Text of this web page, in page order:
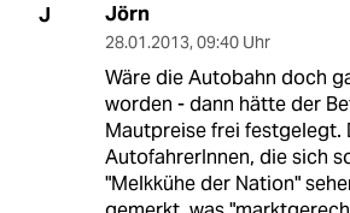
J Jörn
28.01.2013, 09:40 Uhr
Wäre die Autobahn doch
worden - dann hätte der
Mautpreise frei festgelegt.
AutofahrerInnen, die sich
"Melkkühe der Nation"